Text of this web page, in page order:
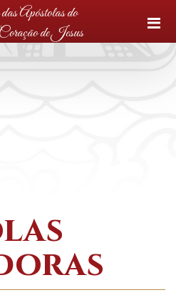
Apóstolas do
de Jesus